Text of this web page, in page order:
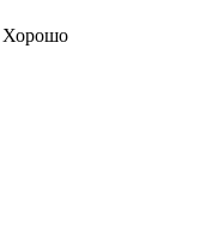
Хорошо